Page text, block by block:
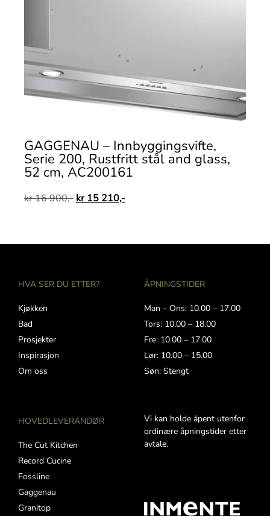
GAGGENAU – Innbyggingsvifte,
Serie 200, Rustfritt stål and glass,
52 cm, AC200161
kr16 900,- kr15 210,-
HVA SER DU ETTER?
Kjøkken
Bad
Prosjekter
Inspirasjon
Om oss
HOVEDLEVERANDØR
The Cut Kitchen
Record Cucine
Fossline
Gaggenau
Granitop
ÅPNINGSTIDER
Man – Ons: 10.00 – 17.00
Tors: 10.00 – 18.00
Fre: 10.00 – 17.00
Lør: 10.00 – 15.00
Søn: Stengt
Vi kan holde åpent utenfor
ordinære åpningstider etter
avtale.